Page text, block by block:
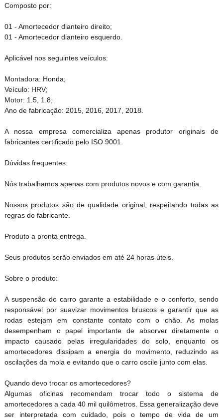
Composto por:
01 - Amortecedor dianteiro direito;
01 - Amortecedor dianteiro esquerdo.
Aplicável nos seguintes veículos:
Montadora: Honda;
Veículo: HRV;
Motor: 1.5, 1.8;
Ano de fabricação: 2015, 2016, 2017, 2018.
A nossa empresa comercializa apenas produtor originais de
fabricantes certificado pelo ISO 9001.
Dúvidas frequentes:
Nós trabalhamos apenas com produtos novos e com garantia.
Nossos produtos são de qualidade original, respeitando todas as
regras do fabricante.
Produto a pronta entrega.
Seus produtos serão enviados em até 24 horas úteis.
Sobre o produto:
A suspensão do carro garante a estabilidade e o conforto, sendo
responsável por suavizar movimentos bruscos e garantir que as
rodas estejam em constante contato com o chão. As molas
desempenham o papel importante de absorver diretamente o
impacto causado pelas irregularidades do solo, enquanto os
amortecedores dissipam a energia do movimento, reduzindo as
oscilações da mola e evitando que o carro oscile junto com elas.
Quando devo trocar os amortecedores?
Algumas oficinas recomendam trocar todo o sistema de
amortecedores a cada 40 mil quilômetros. Essa generalização deve
ser interpretada com cuidado, pois o tempo de vida de um